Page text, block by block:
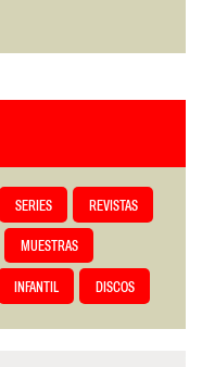
SERIES REVISTAS
MUESTRAS
INFANTIL DISCOS